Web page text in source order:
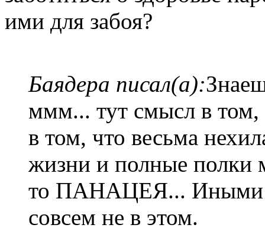
ими для забоя?
Баядера писал(а):
ммм... тут смысл в
в том, что весьма
жизни и полные полки
то ПАНАЦЕЯ... Иными
совсем не в этом.